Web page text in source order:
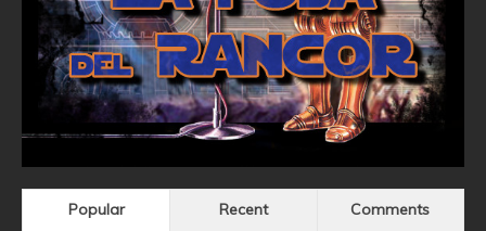
Popular Recent Comments